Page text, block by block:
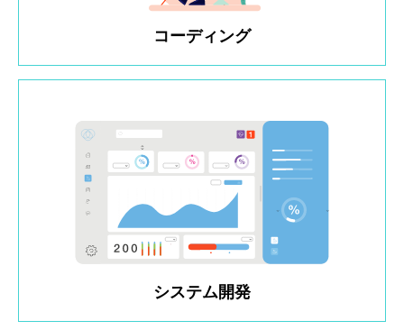
コーディング
システム開発